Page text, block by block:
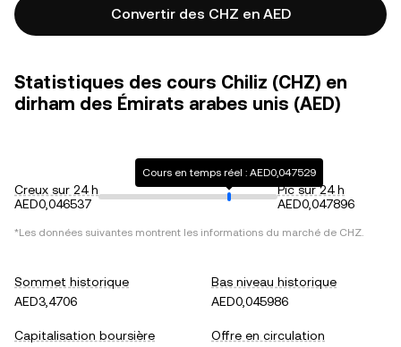
Convertir des CHZ en AED
Statistiques des cours Chiliz (CHZ) en
dirham des Émirats arabes unis (AED)
Creux sur 24 h
AED0,046537
Cours en temps réel : AED0,047529
Pic sur 24 h
AED0,047896
*Les données suivantes montrent les informations du marché de CHZ.
Sommet historique
AED3,4706
Bas niveau historique
AED0,045986
Capitalisation boursière
Offre en circulation